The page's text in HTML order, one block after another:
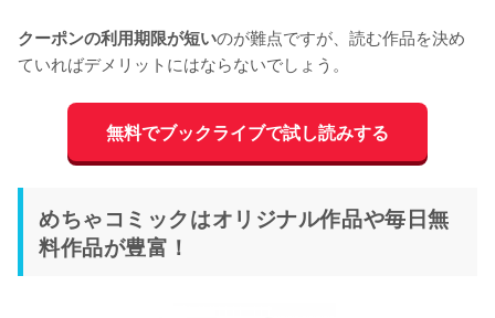
クーポンの利用期限が短いのが難点ですが、読む作品を決め
ていればデメリットにはならないでしょう。
無料でブックライブで試し読みする
めちゃコミックはオリジナル作品や毎日無
料作品が豊富！